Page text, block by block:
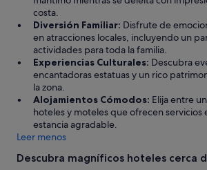
costa.
Diversión Familiar: Disfrute de
en atracciones locales, incluyendo un
actividades para toda la familia.
Experiencias Culturales: Descubra
encantadoras estatuas y un rico
la zona.
Alojamientos Cómodos: Elija entre
hoteles y moteles que ofrecen servicios
estancia agradable.
Leer menos
Descubra magníficos hoteles cerca